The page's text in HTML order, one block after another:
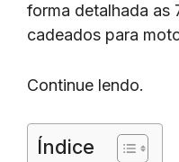
forma detalhada as
cadeados para
Continue lendo.
Índice